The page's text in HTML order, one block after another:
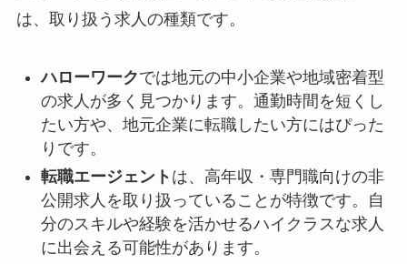
は、取り扱う求人の種類です。
ハローワークでは地元の中小企業や地域密着型
の求人が多く見つかります。通勤時間を短くし
たい方や、地元企業に転職したい方にはぴった
りです。
転職エージェント は、高年収・専門職向けの非
公開求人を取り扱っていることが特徴です。自
分のスキルや経験を活かせるハイクラスな求人
に出会える可能性があります。